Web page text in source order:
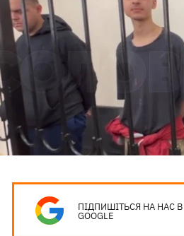
ПІДПИШІТЬСЯ НА НАС В
GOOGLE